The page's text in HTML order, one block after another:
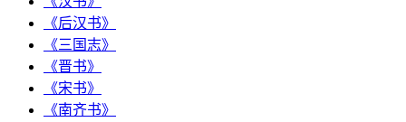
《后汉书》
《三国志》
《晋书》
《宋书》
《南齐书》